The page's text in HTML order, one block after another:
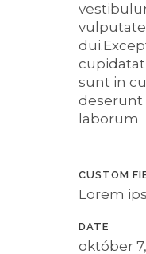
sunt in
deserunt
laborum
CUSTOM
Lorem
DATE
október 7,